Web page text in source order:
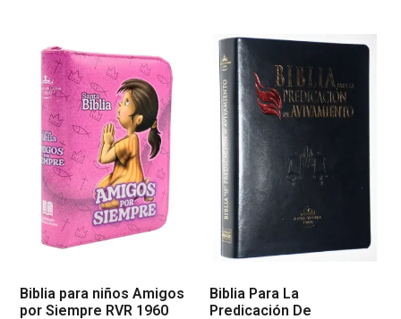
Biblia para niños Amigos
por Siempre RVR 1960
Biblia Para La
Predicación De